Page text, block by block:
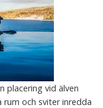
placering vid älven
och sviter inredda